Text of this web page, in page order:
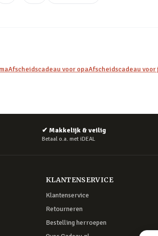
Afscheidscadeau voor opaAfscheidscadeau
✔ Makkelijk & veilig
Betaal o.a. met iDEAL
KLANTENSERVICE
Klantenservice
Retourneren
Bestelling herroepen